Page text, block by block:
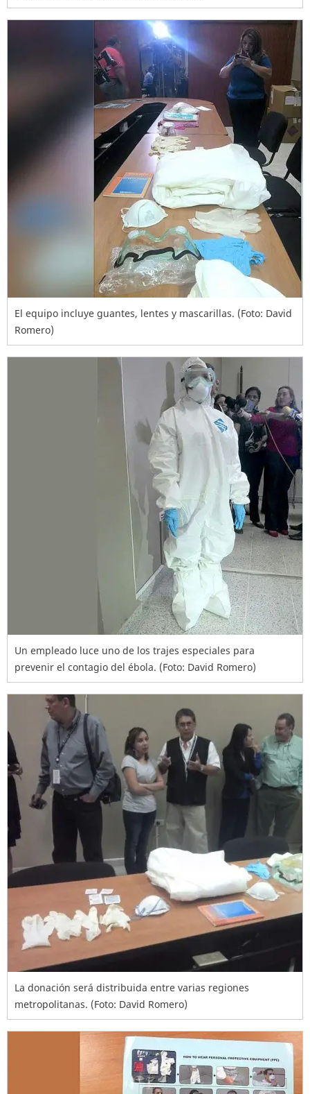
El equipo incluye guantes, lentes y mascarillas. (Foto: David
Romero)
Un empleado luce uno de los trajes especiales para
prevenir el contagio del ébola. (Foto: David Romero)
La donación será distribuida entre varias regiones
metropolitanas. (Foto: David Romero)